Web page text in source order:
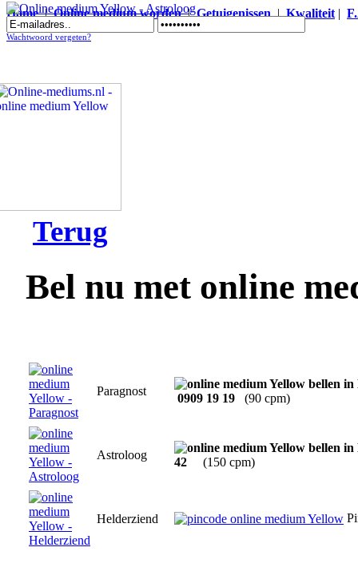
Home|Online medium worden|Getuigenissen|Kwaliteit |
Online medium Yellow - Astroloog
Wachtwoord vergeten?
Terug
Bel nu met online
Paragnost
0909 19 19 (90 cpm)
Astroloog
42 (150 cpm)
Helderziend